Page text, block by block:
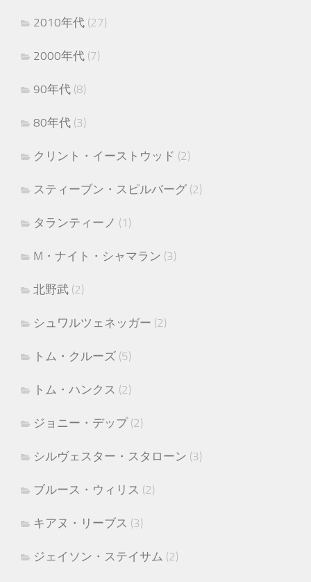
2010年代 (27)
2000年代 (7)
90年代 (8)
80年代 (3)
クリント・イーストウッド (2)
スティーブン・スピルバーグ (2)
タランティーノ (1)
M・ナイト・シャマラン (3)
北野武 (2)
シュワルツェネッガー (2)
トム・クルーズ (5)
トム・ハンクス (2)
ジョニー・デップ(2)
シルヴェスター・スタローン (3)
ブルース・ウィリス (2)
キアヌ・リーブス (3)
ジェイソン・ステイサム (2)